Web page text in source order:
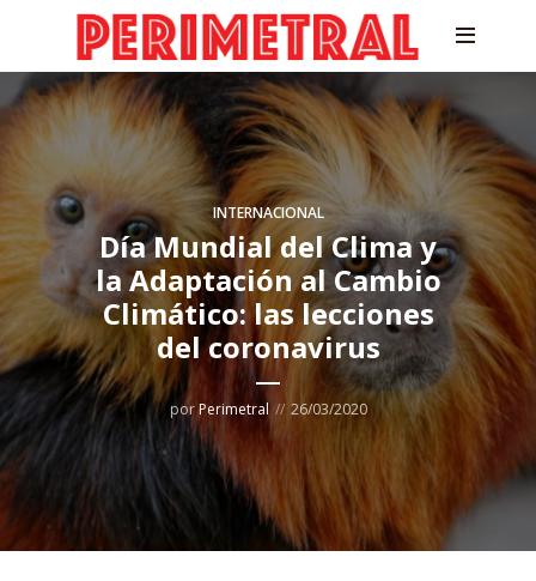
INTERNACIONAL
Día Mundial del Clima y
la Adaptación al Cambio
Climático: las lecciones
del coronavirus
porPerimetral 26/03/2020